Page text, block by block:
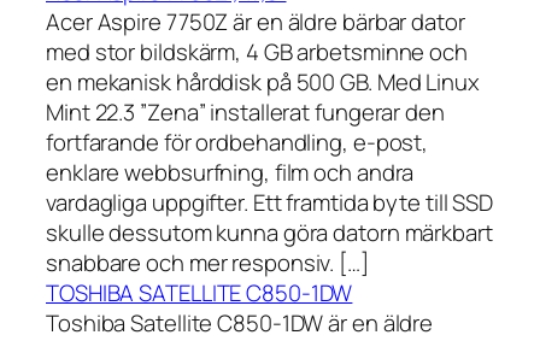
Acer Aspire 7750Z är en äldre bärbar dator
med stor bildskärm, 4 GB arbetsminne och
en mekanisk hårddisk på 500 GB. Med Linux
Mint 22.3 ”Zena” installerat fungerar den
fortfarande för ordbehandling, e-post,
enklare webbsurfning, film och andra
vardagliga uppgifter. Ett framtida byte till SSD
skulle dessutom kunna göra datorn märkbart
snabbare och mer responsiv. […]
TOSHIBA SATELLITE C850-1DW
Toshiba Satellite C850-1DW är en äldre